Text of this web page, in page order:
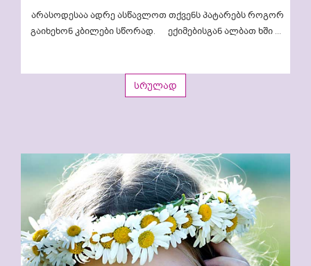
არასოდესაა ადრე ასწავლოთ თქვენს პატარებს როგორ
გაიხეხონ კბილები სწორად. ექიმებისგან ალბათ ხში ...
სრულად